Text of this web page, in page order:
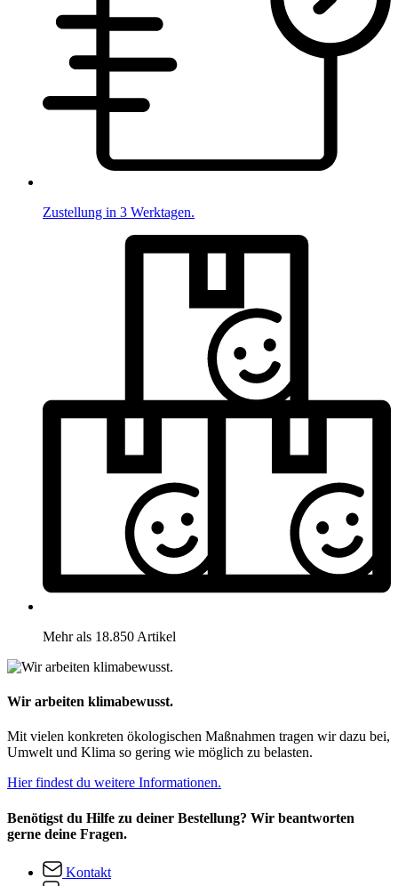
Zustellung in 3 Werktagen.
Mehr als 18.850 Artikel
Wir arbeiten klimabewusst.
Mit vielen konkreten ökologischen Maßnahmen tragen wir dazu bei,
Umwelt und Klima so gering wie möglich zu belasten.
Hier findest du weitere Informationen.
Benötigst du Hilfe zu deiner Bestellung? Wir beantworten
gerne deine Fragen.
Kontakt